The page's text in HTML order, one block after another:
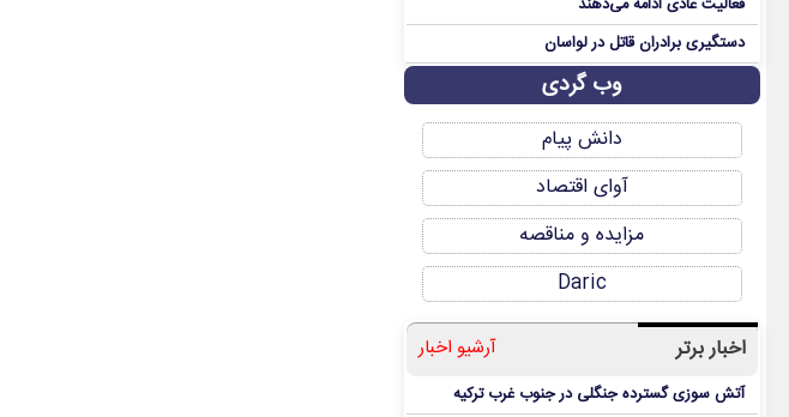
فعالیت عادی ادامه می‌دهند
دستگیری برادران قاتل در لواسان
وب گردی
دانش پیام
آوای اقتصاد
مزایده و مناقصه
Daric
اخبار برتر آرشیو اخبار
آتش سوزی گسترده جنگلی در جنوب غرب ترکیه